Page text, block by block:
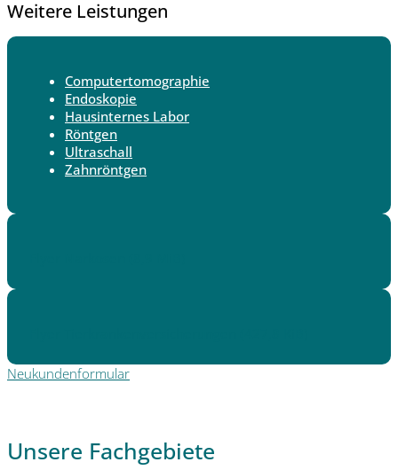
Weitere Leistungen
Computertomographie
Endoskopie
Hausinternes Labor
Röntgen
Ultraschall
Zahnröntgen
Neukundenformular
Unsere Fachgebiete